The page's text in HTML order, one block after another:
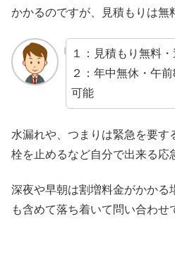
かかるのですが、見積もりは無
１：見積もり無料
２：年中無休・午
可能
水漏れや、つまりは緊急を要す
栓を止めるなど自分で出来る応
深夜や早朝は割増料金がかかる
も含めて落ち着いて問い合わせ